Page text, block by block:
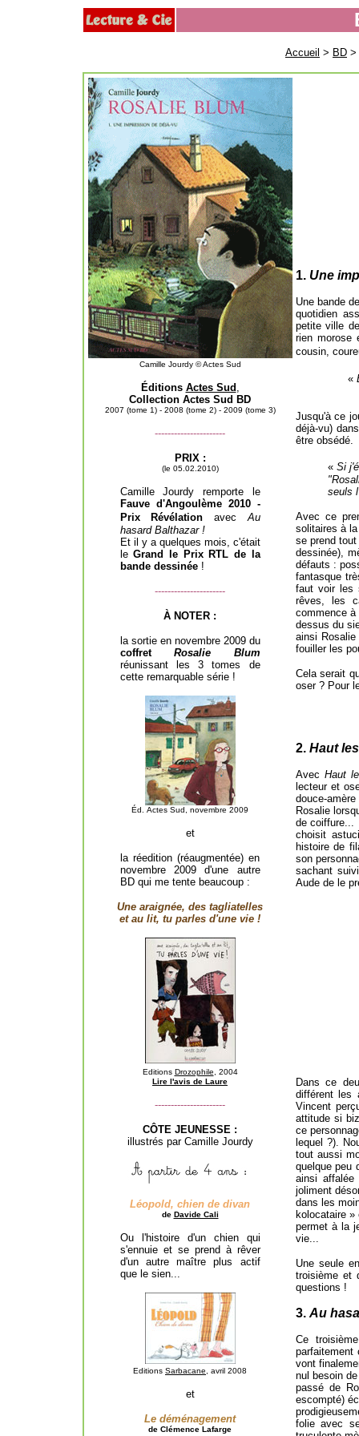
Accueil > BD >
Camille Jourdy ©Actes Sud
Éditions Actes Sud ,
Collection Actes Sud BD
2007 (tome 1) - 2008 (tome 2) - 2009 (tome 3)
----------------------
PRIX :
(le 05.02.2010)
Camille Jourdy remporte le
Fauve d'Angoulème 2010 -
Prix Révélation
avecAu
hasard Balthazar !
Et il y a quelques mois, c'était
leGrand le Prix RTL de la
bande dessinée!
----------------------
À NOTER :
la sortie en novembre 2009 du
coffret Rosalie Blum
réunissant les 3 tomes de
cette remarquable série !
Éd. Actes Sud, novembre 2009
et
la réedition (réaugmentée) en
novembre 2009 d'une autre
BD qui me tente beaucoup :
Une araignée, des tagliatelles
et au lit, tu parles d'une vie !
Editions Drozophile , 2004
Lire l'avis de Laure
----------------------
CÔTE JEUNESSE :
illustrés par Camille Jourdy
Léopold, chien de divan
de Davide Cali
Ou l'histoire d'un chien qui
s'ennuie et se prend à rêver
d'un autre maître plus actif
que le sien...
Editions Sarbacane , avril 2008
et
Le déménagement
de Clémence Lafarge
1. Une
Une bande
quotidien
petite ville
rien morose
cousin,
«
Jusqu'à ce
déjà-vu)
être obsédé.
« Si
seuls
Avec ce
solitaires à
se prend
dessinée),
défauts :
fantasque
faut voir les
rêves, les
commence à
dessus du
ainsi
fouiller les
Cela serait
oser ? Pour
2. Haut
Avec Haut
lecteur et
douce-
Rosalie
de coiffure...
choisit
histoire de
son
sachant
Aude de le
Dans ce
différent les
Vincent
attitude si
ce
lequel ?).
tout aussi
quelque peu
ainsi
joliment
dans les
kolocataire »
permet à la
vie...
Une seule
troisième et
questions !
3. Au
Ce
parfaitement
vont
nul besoin
passé de
escompté)
folie avec